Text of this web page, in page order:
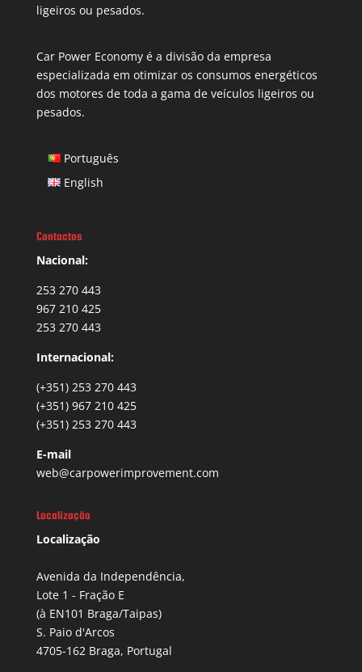
ligeiros ou pesados.
Car Power Economy é a divisão da empresa
especializada em otimizar os consumos energéticos
dos motores de toda a gama de veículos ligeiros ou
pesados.
Português
English
Contactos
Nacional:
253 270 443
967 210 425
253 270 443
Internacional:
(+351) 253 270 443
(+351) 967 210 425
(+351) 253 270 443
E-mail
web@carpowerimprovement.com
Localização
Localização
Avenida da Independência,
Lote 1 - Fração E
(à EN101 Braga/Taipas)
S. Paio d'Arcos
4705-162 Braga, Portugal